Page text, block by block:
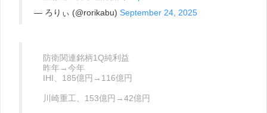
— ろりぃ (@rorikabu) September 24, 2025
防衛関連銘柄1Q純利益
昨年→今年
IHI、185億円→116億円
川崎重工、153億円→42億円